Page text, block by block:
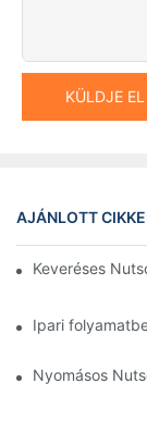
KÜLDJE
AJÁNLOTT
Keveréses
Ipari
Nyomásos